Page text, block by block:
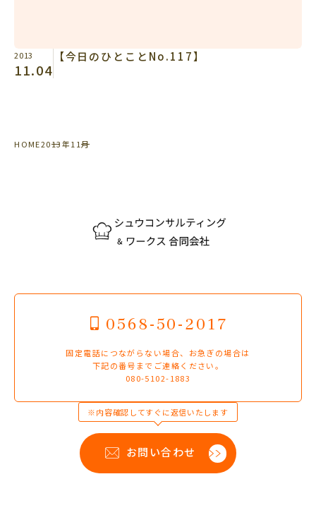
2013
11.04
【今日のひとことNo.117】
HOME2013年11月
0568-50-2017
固定電話につながらない場合、お急ぎの場合は
下記の番号までご連絡ください。
080-5102-1883
※内容確認してすぐに返信いたします
お問い合わせ